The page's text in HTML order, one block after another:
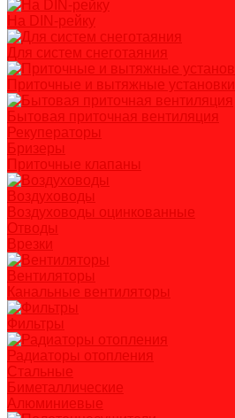
На DIN-рейку
Для систем снеготаяния
Приточные и вытяжные установки
Бытовая приточная вентиляция
Рекуператоры
Бризеры
Приточные клапаны
Воздуховоды
Воздуховоды оцинкованные
Отводы
Врезки
Вентиляторы
Канальные вентиляторы
Фильтры
Радиаторы отопления
Стальные
Биметаллические
Алюминиевые